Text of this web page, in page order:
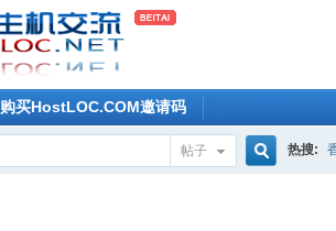
购买HostLOC.COM邀请码
帖子 热搜: